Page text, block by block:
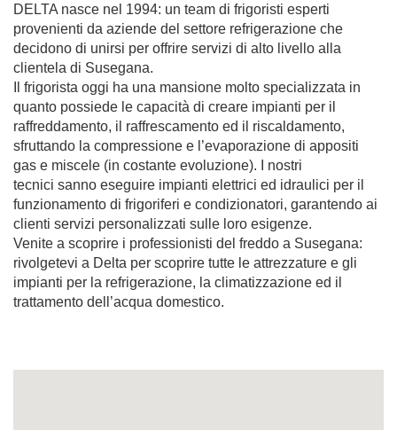
DELTA nasce nel 1994: un team di frigoristi esperti
provenienti da aziende del settore refrigerazione che
decidono di unirsi per offrire servizi di alto livello alla
clientela di Susegana.
Il frigorista oggi ha una mansione molto specializzata in
quanto possiede le capacità di creare impianti per il
raffreddamento, il raffrescamento ed il riscaldamento,
sfruttando la compressione e l’evaporazione di appositi
gas e miscele (in costante evoluzione). I nostri
tecnici sanno eseguire impianti elettrici ed idraulici per il
funzionamento di frigoriferi e condizionatori, garantendo ai
clienti servizi personalizzati sulle loro esigenze.
Venite a scoprire i professionisti del freddo a Susegana:
rivolgetevi a Delta per scoprire tutte le attrezzature e gli
impianti per la refrigerazione, la climatizzazione ed il
trattamento dell’acqua domestico.